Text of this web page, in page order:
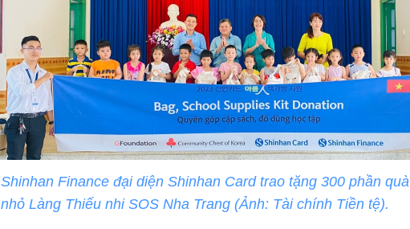
Shinhan Finance đại diện Shinhan Card trao tặng 300 phần
nhỏ Làng Thiếu nhi SOS Nha Trang (Ảnh: Tài chính Tiền tệ).